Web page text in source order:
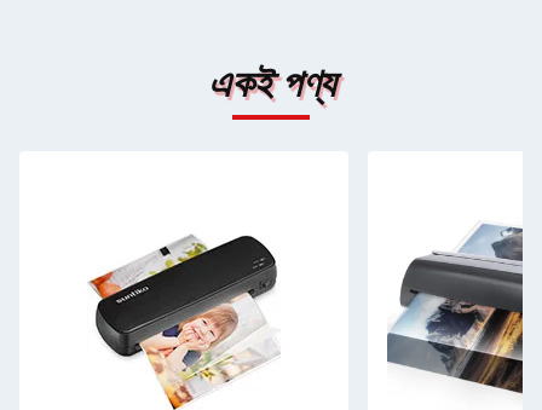
একই পণ্য